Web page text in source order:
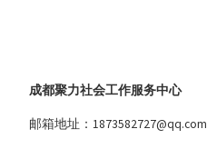
成都聚力社会工作服务中心
邮箱地址：1873582727@qq.com